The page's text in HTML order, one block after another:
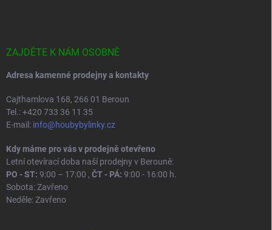
ZAJDĚTE K NÁM OSOBNĚ
Adresa kamenné prodejny a kontakty
Cajthamlova 168, 266 01 Beroun
Tel.: +420 733 36 11 35
E-mail: info@houbybylinky.cz
Kdy máme pro vás v prodejně otevřeno
Letní otevírací doba naší prodejny v Berouně:
PO - ST: 9:00 – 17:00 , ČT - PÁ: 9:00 - 16:00 h.
Sobota: Zavřeno
Neděle: Zavřeno